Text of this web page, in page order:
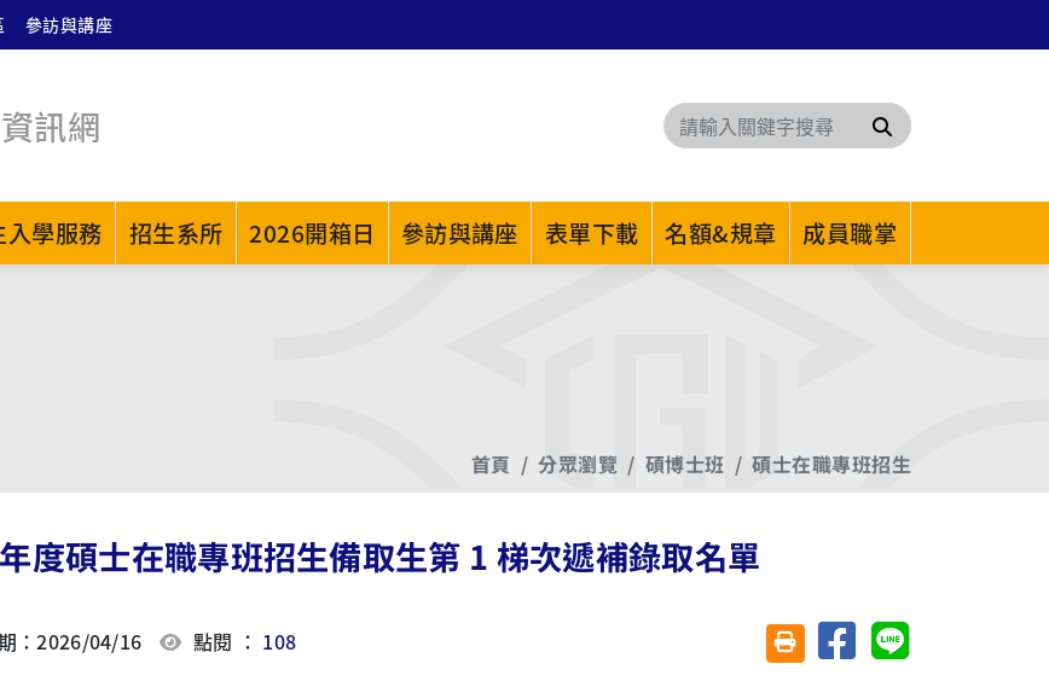
參訪與講座
訊網 搜尋
入學服務 招生系所 2026開箱日 參訪與講座 表單下載 名額&規章 成員職掌
首頁 分眾瀏覽 碩博士班 碩士在職專班招生
度碩士在職專班招生備取生第 1 梯次遞補錄取名單
：2026/04/16 點閱 ： 108 友善列印(另開視窗)
分享至臉書分享至 Line